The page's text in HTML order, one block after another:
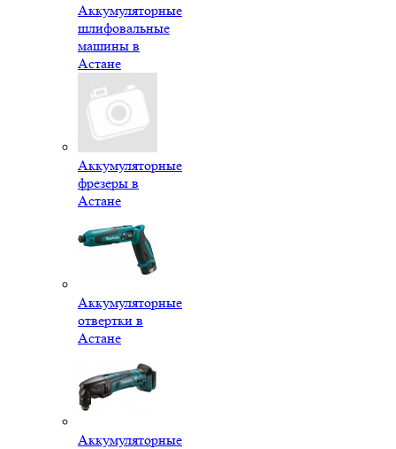
Аккумуляторные
шлифовальные
машины в
Астане
Аккумуляторные
фрезеры в
Астане
Аккумуляторные
отвертки в
Астане
Аккумуляторные